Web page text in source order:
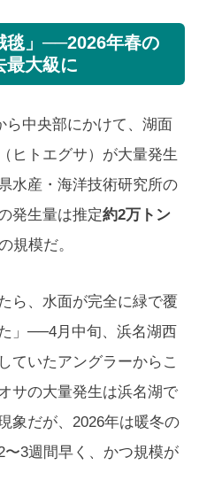
毯」──2026年春の
最大級に
ら中央部にかけて、湖面
ヒトエグサ）が大量発生
水産・海洋技術研究所の
発生量は推定約2万トン
規模だ。
ら、水面が完全に緑で覆
」──4月中旬、浜名湖西
ていたアングラーからこ
サの大量発生は浜名湖で
象だが、2026年は暖冬の
3週間早く、かつ規模が